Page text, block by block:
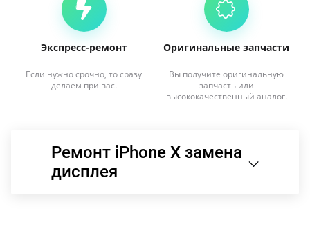
Экспресс-ремонт
Если нужно срочно, то сразу
делаем при вас.
Оригинальные запчасти
Вы получите оригинальную
запчасть или
высококачественный аналог.
Ремонт iPhone X замена
дисплея